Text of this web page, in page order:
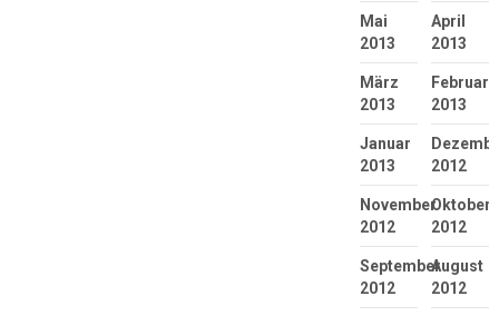
Mai
2013
April
2013
März
2013
Februar
2013
Januar
2013
2012
November
2012
Oktober
2012
September
2012
August
2012